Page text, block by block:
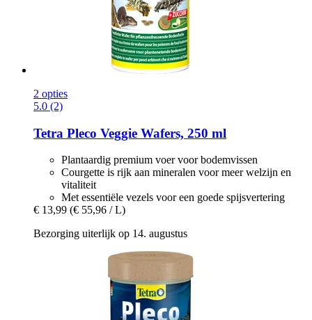
2 opties
5.0 (2)
Tetra Pleco Veggie Wafers, 250 ml
Plantaardig premium voer voor bodemvissen
Courgette is rijk aan mineralen voor meer welzijn en
vitaliteit
Met essentiële vezels voor een goede spijsvertering
€ 13,99 (€ 55,96 / L)
Bezorging uiterlijk op 14. augustus